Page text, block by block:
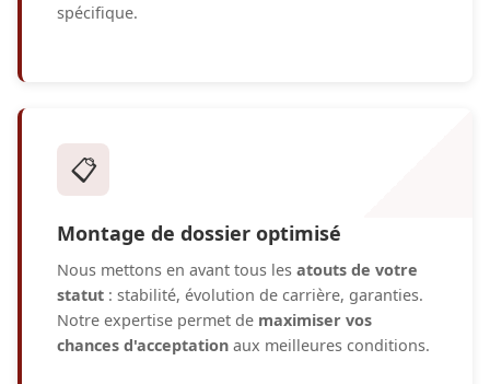
spécifique.
📋
Montage de dossier optimisé
Nous mettons en avant tous les atouts de votre
statut : stabilité, évolution de carrière, garanties.
Notre expertise permet de maximiser vos
chances d'acceptation aux meilleures conditions.